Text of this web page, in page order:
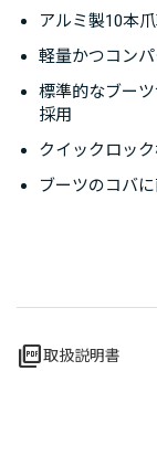
アルミ製10本
軽量かつコン
標準的なブー
採用
クイックロッ
ブーツのコバ
picture_as_pdf取扱説明書